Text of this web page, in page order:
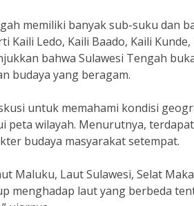
memiliki banyak sub-suku dan
Kaili Ledo, Kaili Baado, Kaili
bahwa Sulawesi Tengah
budaya yang beragam.
untuk memahami kondisi
peta wilayah. Menurutnya,
budaya masyarakat setempat.
Maluku, Laut Sulawesi, Selat
menghadap laut yang berbeda